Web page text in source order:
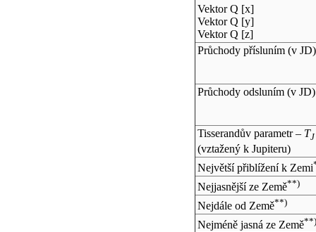
Vektor Q [x]
Vektor Q [y]
Vektor Q [z]
Průchody přísluním (v JD)
Průchody odsluním (v JD)
Tisserandův parametr – TJ
(vztažený k Jupiteru)
Největší přiblížení k Zemi
Nejjasnější ze Země**)
Nejdále od Země**)
Nejméně jasná ze Země**)